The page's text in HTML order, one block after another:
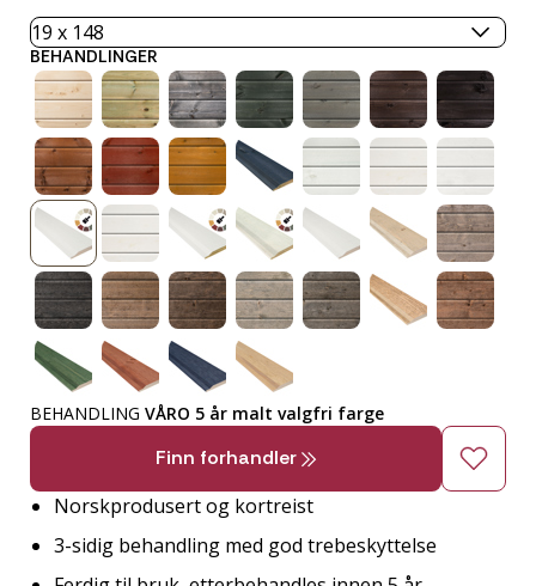
BEHANDLINGER
BEHANDLING VÅRO 5 år malt valgfri farge
Finn forhandler
Norskprodusert og kortreist
3-sidig behandling med god trebeskyttelse